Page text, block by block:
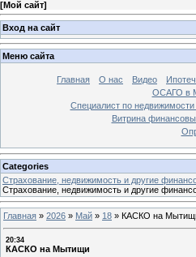
[Мой сайт]
Вход на сайт
Меню сайта
Главная О нас Видео
ОСАГО в
Специалист по
Витрина
Categories
Страхование, недвижимость и другие
Страхование, недвижимость и другие
Главная » 2026 » Май » 18 » КАСКО на
20:34
КАСКО на Мытищи